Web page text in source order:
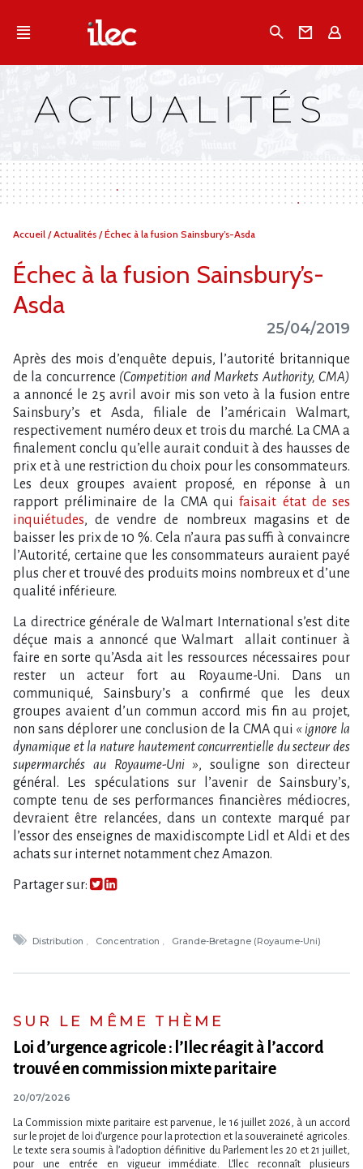
Qu'est-ce que l’Ilec
Campagnes multimarques
ACTUALITÉS
Vous
Accueil /Actualités /Échec à la fusion Sainsbury’s-Asda
Échec à la fusion Sainsbury’s-
Asda
25/04/2019
Après des mois d’enquête depuis, l’autorité britannique
de la concurrence (Competition and Markets Authority, CMA)
a annoncé le 25 avril avoir mis son veto à la fusion entre
Sainsbury’s et Asda, filiale de l’américain Walmart,
respectivement numéro deux et trois du marché. La CMA a
finalement conclu qu’elle aurait conduit à des hausses de
prix et à une restriction du choix pour les consommateurs.
Les deux groupes avaient proposé, en réponse à un
rapport préliminaire de la CMA quifaisait état de ses
inquiétudes, de vendre de nombreux magasins et de
baisser les prix de 10 %. Cela n’aura pas suffi à convaincre
l’Autorité, certaine que les consommateurs auraient payé
plus cher et trouvé des produits moins nombreux et d’une
qualité inférieure.
La directrice générale de Walmart International s’est dite
déçue mais a annoncé que Walmart allait continuer à
faire en sorte qu’Asda ait les ressources nécessaires pour
rester un acteur fort au Royaume-Uni. Dans un
communiqué, Sainsbury’s a confirmé que les deux
groupes avaient d’un commun accord mis fin au projet,
non sans déplorer une conclusion de la CMA qui « ignore la
dynamique et la nature hautement concurrentielle du secteur des
supermarchés au Royaume-Uni », souligne son directeur
général. Les spéculations sur l’avenir de Sainsbury’s,
compte tenu de ses performances financières médiocres,
devraient être relancées, dans un contexte marqué par
l’essor des enseignes de maxidiscompte Lidl et Aldi et des
achats sur internet notamment chez Amazon.
Partager sur:
Distribution Concentration Grande-Bretagne (Royaume-Uni)
SUR LE MÊME THÈME
Loi d​‌’urgence agricole : l​‌’Ilec réagit à l​‌’accord
trouvé en commission mixte paritaire
20/07/2026
La Commission mixte paritaire est parvenue, le 16 juillet 2026, à un accord
sur le projet de loi d​‌’urgence pour la protection et la souveraineté agricoles.
Le texte sera soumis à l​‌’adoption définitive du Parlement les 20 et 21 juillet,
pour une entrée en vigueur immédiate. L​‌’Ilec reconnaît plusieurs